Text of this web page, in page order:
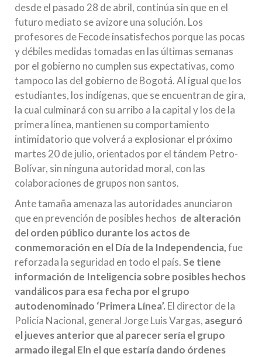
desde el pasado 28 de abril, continúa sin que en el
futuro mediato se avizore una solución. Los
profesores de Fecode insatisfechos porque las pocas
y débiles medidas tomadas en las últimas semanas
por el gobierno no cumplen sus expectativas, como
tampoco las del gobierno de Bogotá. Al igual que los
estudiantes, los indígenas, que se encuentran de gira,
la cual culminará con su arribo a la capital y los de la
primera línea, mantienen su comportamiento
intimidatorio que volverá a explosionar el próximo
martes 20 de julio, orientados por el tándem Petro-
Bolívar, sin ninguna autoridad moral, con las
colaboraciones de grupos non santos.
Ante tamaña amenaza las autoridades anunciaron
que en prevención de posibles hechos de alteración
del orden público durante los actos de
conmemoración en el Día de la Independencia,fue
reforzada la seguridad en todo el país.Se tiene
información de Inteligencia sobre posibles hechos
vandálicos para esa fecha por el grupo
autodenominado ‘Primera Línea’. El director de la
Policía Nacional, general Jorge Luis Vargas, aseguró
el jueves anterior que al parecer sería el grupo
armado ilegal Eln el que estaría dando órdenes